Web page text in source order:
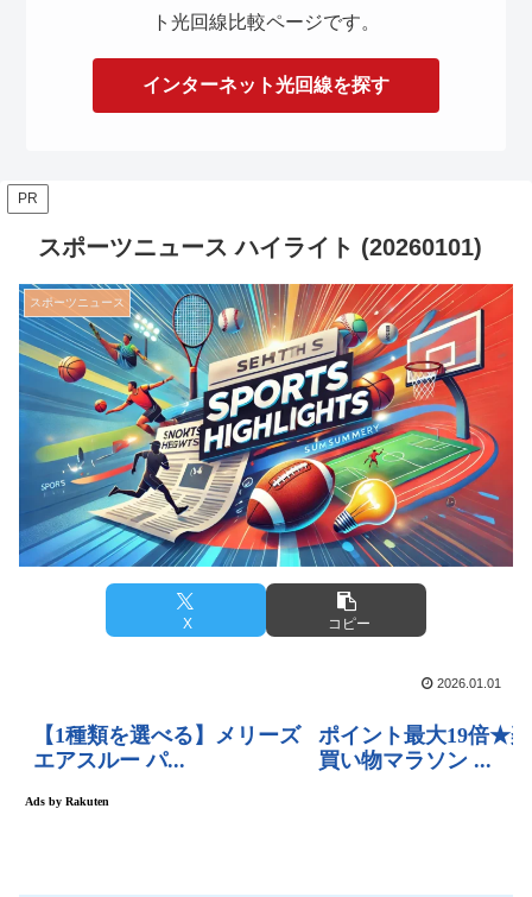
ト光回線比較ページです。
インターネット光回線を探す
PR
スポーツニュース ハイライト (20260101)
スポーツニュース
X コピー
2026.01.01